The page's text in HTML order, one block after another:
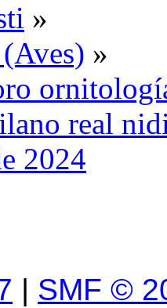
»
»
real
2024
| SMF ©